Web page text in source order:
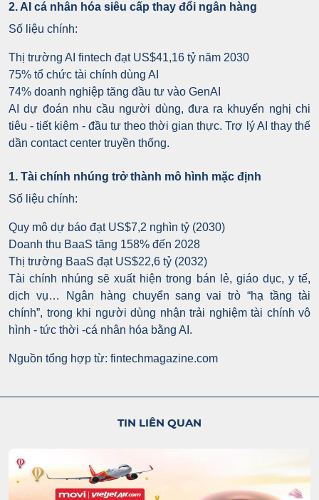
2. AI cá nhân hóa siêu cấp thay đổi ngân hàng
Số liệu chính:
Thị trường AI fintech đạt US$41,16 tỷ năm 2030
75% tổ chức tài chính dùng AI
74% doanh nghiệp tăng đầu tư vào GenAI
AI dự đoán nhu cầu người dùng, đưa ra khuyến nghị chi
tiêu - tiết kiệm - đầu tư theo thời gian thực. Trợ lý AI thay thế
dần contact center truyền thống.
1. Tài chính nhúng trở thành mô hình mặc định
Số liệu chính:
Quy mô dự báo đạt US$7,2 nghìn tỷ (2030)
Doanh thu BaaS tăng 158% đến 2028
Thị trường BaaS đạt US$22,6 tỷ (2032)
Tài chính nhúng sẽ xuất hiện trong bán lẻ, giáo dục, y tế,
dịch vụ… Ngân hàng chuyển sang vai trò “hạ tầng tài
chính”, trong khi người dùng nhận trải nghiệm tài chính vô
hình - tức thời -cá nhân hóa bằng AI.
Nguồn tổng hợp từ: fintechmagazine.com
TIN LIÊN QUAN